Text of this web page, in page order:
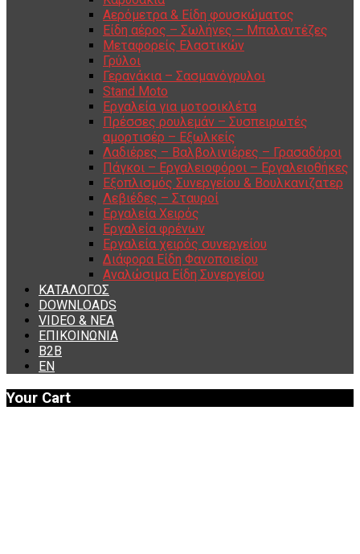
Αερόμετρα & Είδη φουσκώματος
Είδη αέρος – Σωλήνες – Μπαλαντέζες
Μεταφορείς Ελαστικών
Γρύλοι
Γερανάκια – Σασμανόγρυλοι
Stand Moto
Εργαλεία για μοτοσικλέτα
Πρέσσες ρουλεμάν – Συσπειρωτές
αμορτισέρ – Εξωλκείς
Λαδιέρες – Βαλβολινιέρες – Γρασαδόροι
Πάγκοι – Εργαλειοφόροι – Εργαλειοθήκες
Εξοπλισμός Συνεργείου & Βουλκανιζατερ
Λεβιέδες – Σταυροί
Εργαλεία Χειρός
Εργαλεία φρένων
Εργαλεία χειρός συνεργείου
Διάφορα Είδη Φανοποιείου
Αναλώσιμα Είδη Συνεργείου
ΚΑΤΑΛΟΓΟΣ
DOWNLOADS
VIDEO & ΝΕΑ
ΕΠΙΚΟΙΝΩΝΙΑ
B2B
ΕΝ
Your Cart